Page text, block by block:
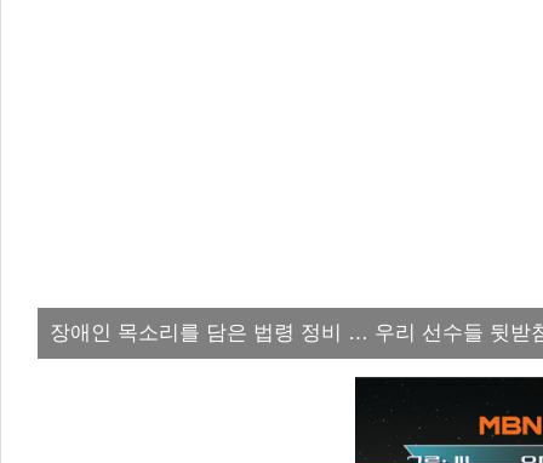
장애인 목소리를 담은 법령 정비 … 우리 선수들 뒷받